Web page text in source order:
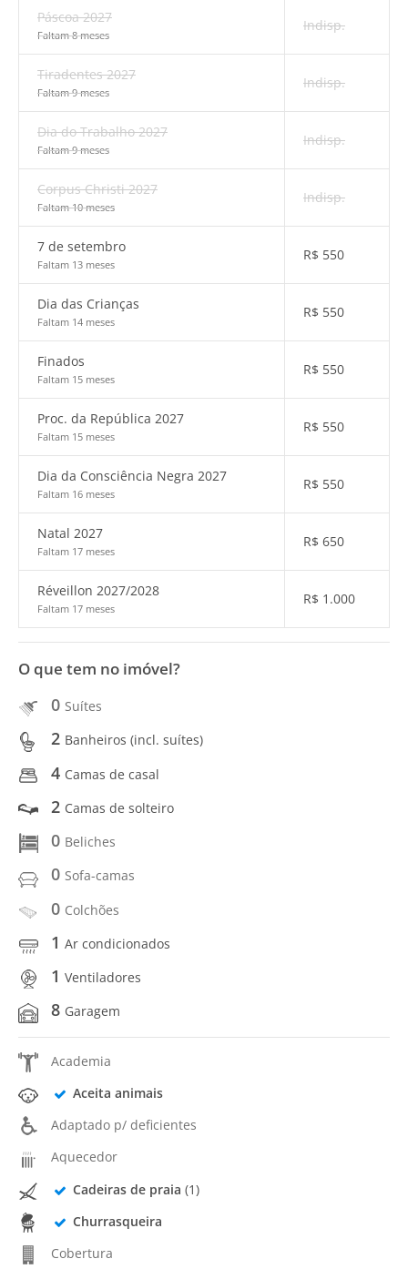
Páscoa 2027
Faltam 8 meses
Indisp.
Tiradentes 2027
Faltam 9 meses
Indisp.
Dia do Trabalho 2027
Faltam 9 meses
Indisp.
Corpus Christi 2027
Faltam 10 meses
Indisp.
7 de setembro
Faltam 13 meses
R$ 550
Dia das Crianças
Faltam 14 meses
R$ 550
Finados
Faltam 15 meses
R$ 550
Proc. da República 2027
Faltam 15 meses
R$ 550
Dia da Consciência Negra 2027
Faltam 16 meses
R$ 550
Natal 2027
Faltam 17 meses
R$ 650
Réveillon 2027/2028
Faltam 17 meses
R$ 1.000
O que tem no imóvel?
0 Suítes
2 Banheiros (incl. suítes)
4 Camas de casal
2 Camas de solteiro
0 Beliches
0 Sofa-camas
0 Colchões
1 Ar condicionados
1 Ventiladores
8 Garagem
Academia
Aceita animais
Adaptado p/ deficientes
Aquecedor
Cadeiras de praia (1)
Churrasqueira
Cobertura